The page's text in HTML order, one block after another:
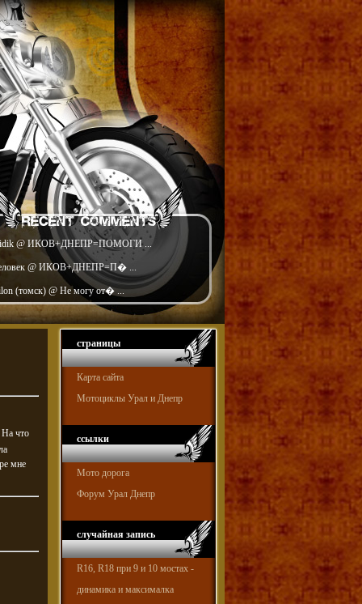
@ ИКОВ+ДНЕПР=ПОМОГИ ...
@ ИКОВ+ДНЕПР=П� ...
(томск) @ Не могу от� ...
На что
мне
страницы
Карта сайта
Мотоциклы Урал и Днепр
ссылки
Мото дорога
Форум Урал Днепр
случайная запись
R16, R18 при 9 и 10 мостах -
динамика и максималка